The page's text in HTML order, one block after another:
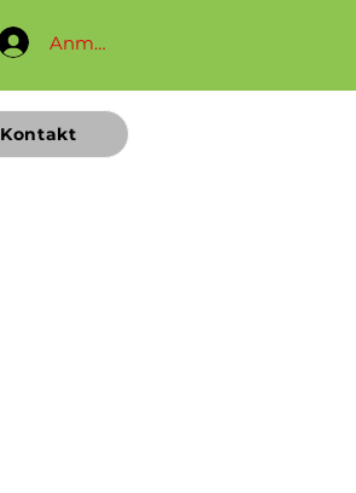
Anmelden
Kontakt